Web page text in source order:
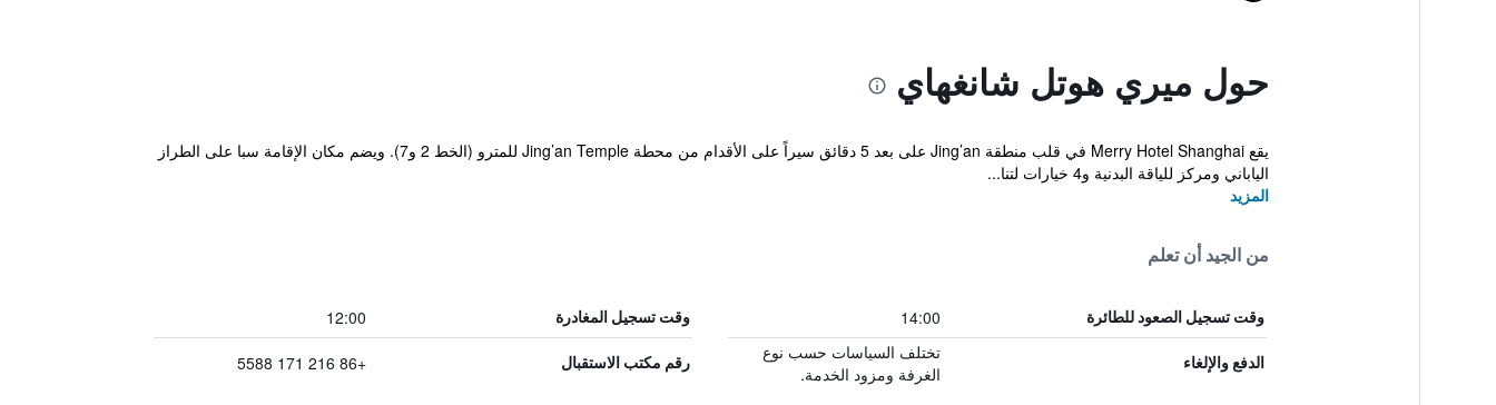
حول ميري هوتل شانغهاي
يقع Merry Hotel Shanghai في قلب منطقة Jing’an على بعد 5 دقائق سيراً على الأقدام من محطة Jing’an Temple للمترو (الخط 2 و7). ويضم مكان الإقامة سبا على الطراز
الياباني ومركز للياقة البدنية و4 خيارات لتنا...
المزيد
من الجيد أن تعلم
وقت تسجيل الصعود للطائرة 14:00 وقت تسجيل المغادرة 12:00
الدفع والإلغاء
تختلف السياسات حسب نوع
الغرفة ومزود الخدمة.
رقم مكتب الاستقبال +86 216 171 5588